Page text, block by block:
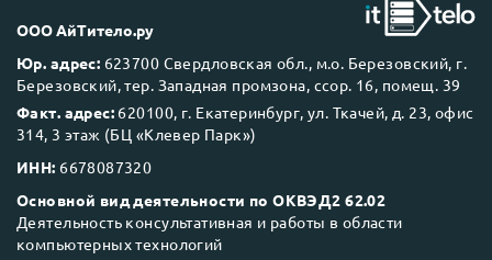
Next Business Day (NBD)
ООО АйТитело.ру
Юр. адрес: 623700 Свердловская обл., м.о. Березовский, г.
Березовский, тер. Западная промзона, ссор. 16, помещ. 39
Факт. адрес: 620100, г. Екатеринбург, ул. Ткачей, д. 23, офис
314, 3 этаж (БЦ «Клевер Парк»)
ИНН: 6678087320
Основной вид деятельности по ОКВЭД2 62.02
Деятельность консультативная и работы в области
компьютерных технологий